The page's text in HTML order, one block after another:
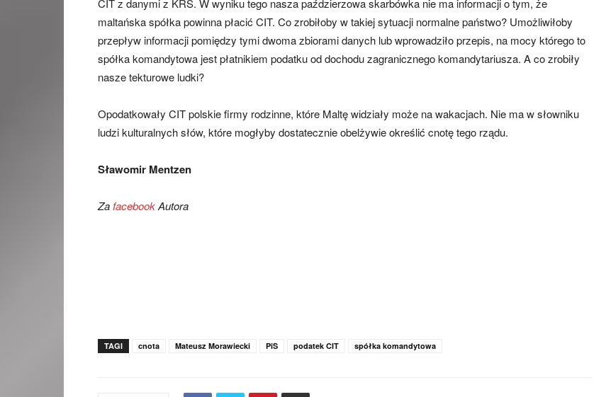
CIT z danymi z KRS. W wyniku tego nasza paździerzowa skarbówka nie ma informacji o tym, że
maltańska spółka powinna płacić CIT. Co zrobiłoby w takiej sytuacji normalne państwo? Umożliwiłoby
przepływ informacji pomiędzy tymi dwoma zbiorami danych lub wprowadziło przepis, na mocy którego to
spółka komandytowa jest płatnikiem podatku od dochodu zagranicznego komandytariusza. A co zrobiły
nasze tekturowe ludki?
Opodatkowały CIT polskie firmy rodzinne, które Maltę widziały może na wakacjach. Nie ma w słowniku
ludzi kulturalnych słów, które mogłyby dostatecznie obelżywie określić cnotę tego rządu.
Sławomir Mentzen
Za facebookAutora
TAGI cnota Mateusz Morawiecki PiS podatek CIT spółka komandytowa